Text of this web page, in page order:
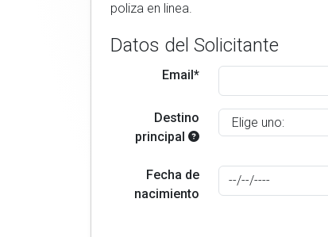
poliza en linea.
Datos del Solicitante
Email*
Destino
principal
Fecha de
nacimiento